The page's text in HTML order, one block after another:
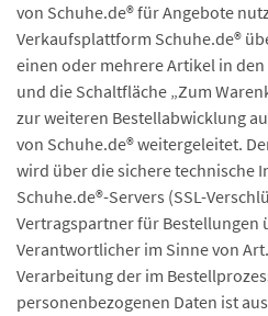
von Schuhe.de® für Angebote
Verkaufsplattform Schuhe.de®
einen oder mehrere Artikel in
und die Schaltfläche „Zum
zur weiteren Bestellabwicklung
von Schuhe.de® weitergeleitet.
wird über die sichere technische
Schuhe.de®-Servers (SSL-
Vertragspartner für Bestellungen
Verantwortlicher im Sinne von Art.
Verarbeitung der im
personenbezogenen Daten ist